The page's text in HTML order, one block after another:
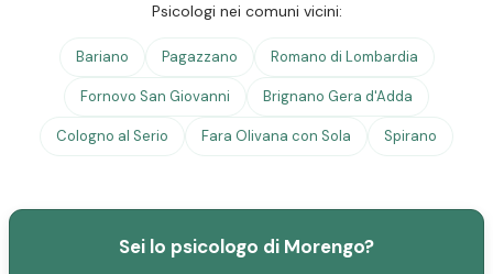
Psicologi nei comuni vicini:
Bariano Pagazzano Romano di Lombardia
Fornovo San Giovanni Brignano Gera d'Adda
Cologno al Serio Fara Olivana con Sola Spirano
Sei lo psicologo di Morengo?